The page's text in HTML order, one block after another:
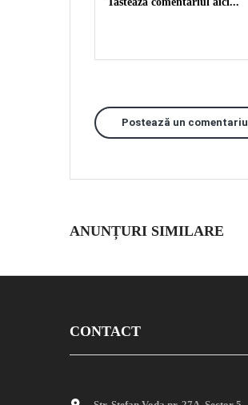
Postează un comentariu
ANUNȚURI SIMILARE
CONTACT